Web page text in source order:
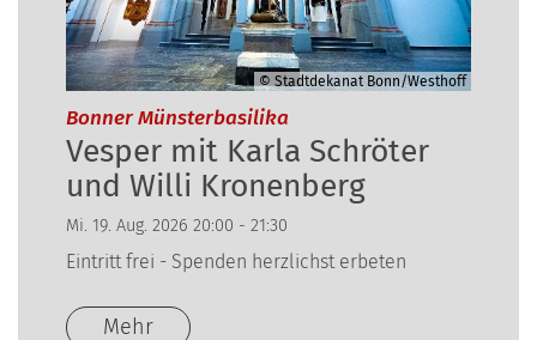
© Stadtdekanat Bonn/Westhoff
Bonner Münsterbasilika
Vesper mit Karla Schröter
und Willi Kronenberg
Mi. 19. Aug. 2026 20:00 - 21:30
Eintritt frei - Spenden herzlichst erbeten
Mehr